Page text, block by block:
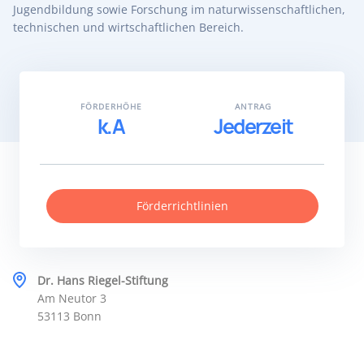
Jugendbildung sowie Forschung im naturwissenschaftlichen,
technischen und wirtschaftlichen Bereich.
Dr. Hans Riegel-Stiftung
Am Neutor 3
53113 Bonn
FÖRDERHÖHE
k.A
ANTRAG
Jederzeit
Förderrichtlinien